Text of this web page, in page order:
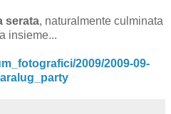
serata, naturalmente culminata
insieme...
2009/2009-09-